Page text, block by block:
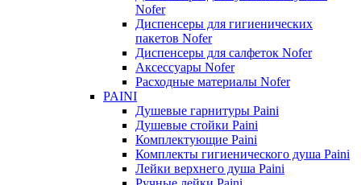
Nofer
Диспенсеры для гигиенических
пакетов Nofer
Диспенсеры для салфеток Nofer
Аксессуары Nofer
Расходные материалы Nofer
PAINI
Душевые гарнитуры Paini
Душевые стойки Paini
Комплектующие Paini
Комплекты гигиенического душа Paini
Лейки верхнего душа Paini